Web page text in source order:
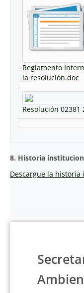
Reglamento
la resolución.doc
Resolución 02381
8. Historia
Descargue la